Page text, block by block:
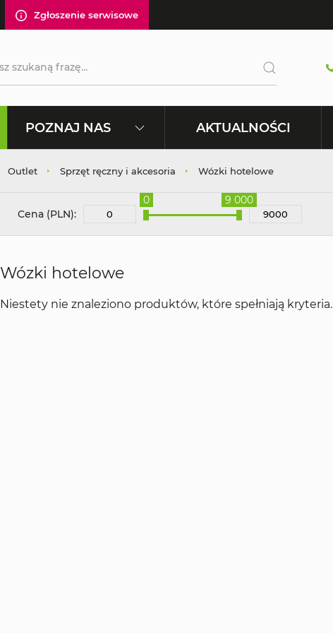
Zgłoszenie serwisowe
POZNAJ NAS AKTUALNOŚCI
Outlet Sprzęt ręczny i akcesoria Wózki hotelowe
Cena (PLN):
0 9 000
Wózki hotelowe
Niestety nie znaleziono produktów, które spełniają kryteria.